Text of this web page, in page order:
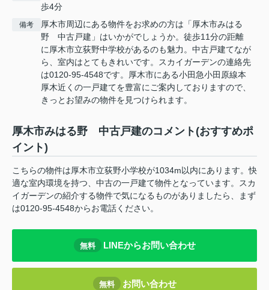
歩4分
備考
厚木市周辺にある物件をお求めの方は「厚木市みはる
野 中古戸建」はいかがでしょうか。徒歩11分の距離
に厚木市立荻野中学校があるのも魅力。中古戸建てなが
ら、室内はとてもきれいです。スカイガーデンの連絡先
は0120-95-4548です。厚木市にある小田急小田原線本
厚木近くの一戸建てを豊富にご案内しておりますので、
きっとお望みの物件を見つけられます。
厚木市みはる野 中古戸建のコメント(おすすめポ
イント)
こちらの物件は厚木市立荻野小学校が1034m以内にあります。快
適な室内環境を持つ、中古の一戸建て物件となっています。スカ
イガーデンの紹介する物件で気になるものがありましたら、まず
は0120-95-4548からお電話ください。
無料 LINEからお問い合わせ
無料 お問い合わせ